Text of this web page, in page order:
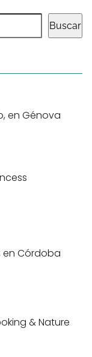
Buscar
en Génova
en Córdoba
& Nature